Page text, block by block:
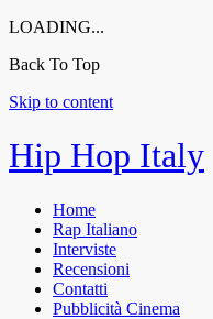
LOADING...
Back To Top
Skip to content
Hip Hop Italy
Home
Rap Italiano
Interviste
Recensioni
Contatti
Pubblicità Cinema